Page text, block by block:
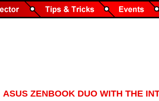
ASUS ZENBOOK DUO WITH THE